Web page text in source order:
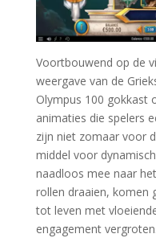
Voortbouwend op de
weergave van de
Olympus 100 gokkast
animaties die spelers
zijn niet zomaar voor
middel voor
naadloos mee naar
rollen draaien, komen
tot leven met
engagement